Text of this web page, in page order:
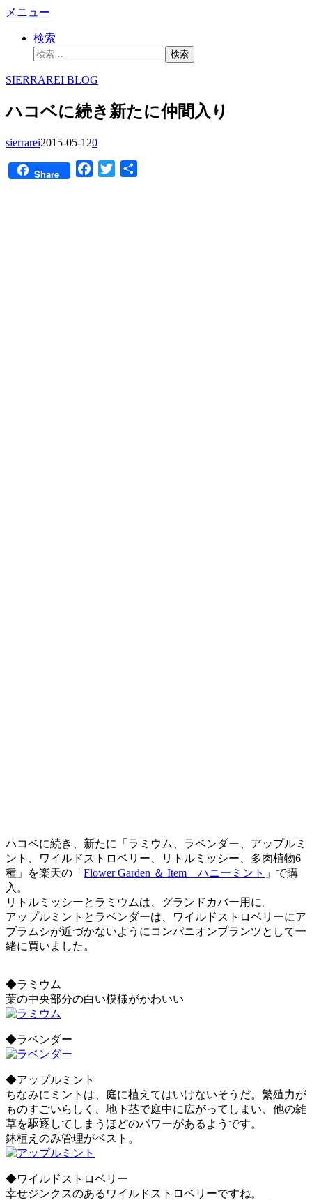
コ
へ
キ
プ
メニュー
検索
検
SIERRAREI BLOG
ハコベに続き新たに仲間入り
sierrarei2015-05-120
Share Facebook
Twitter
ハコベに続き、新たに「ラミウム、ラベンダー、アップルミ
ント、ワイルドストロベリー、リトルミッシー、多肉植物6
種」を楽天の「 Flower Garden ＆ Item ハニーミント 」で購
入。
リトルミッシーとラミウムは、グランドカバー用に。
アップルミントとラベンダーは、ワイルドストロベリーにア
ブラムシが近づかないようにコンパニオンプランツとして一
緒に買いました。
◆ラミウム
葉の中央部分の白い模様がかわいい
◆ラベンダー
◆アップルミント
ちなみにミントは、庭に植えてはいけないそうだ。繁殖力が
ものすごいらしく、地下茎で庭中に広がってしまい、他の雑
草を駆逐してしまうほどのパワーがあるようです。
鉢植えのみ管理がベスト。
◆ワイルドストロベリー
幸せジンクスのあるワイルドストロベリーですね。